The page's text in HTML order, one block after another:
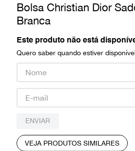
Bolsa Christian Dior
Branca
Este produto não está
Quero saber quando estiver
ENVIAR
VEJA PRODUTOS SIMILARES
gucci
paula raia
burberry
prada
louis vuitton